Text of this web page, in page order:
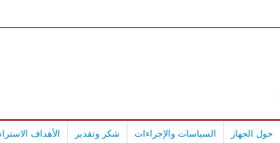
حول الجهاز السياسات والإجراءات شكر وتقدير الأهداف